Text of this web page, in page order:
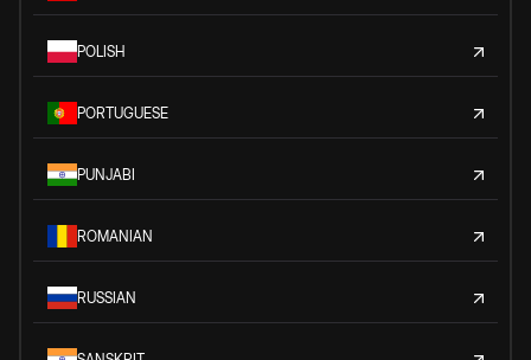
POLISH
PORTUGUESE
PUNJABI
ROMANIAN
RUSSIAN